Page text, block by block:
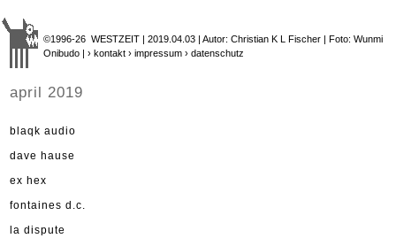
©1996-26 WESTZEIT | 2019.04.03 | Autor: Christian K L Fischer | Foto: Wunmi
Onibudo |› kontakt › impressum › datenschutz
april 2019
blaqk audio
dave hause
ex hex
fontaines d.c.
la dispute